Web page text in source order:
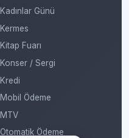
Kadınlar Günü
Kermes
Kitap Fuarı
Konser / Sergi
Kredi
Mobil Ödeme
MTV
Otomatik Ödeme